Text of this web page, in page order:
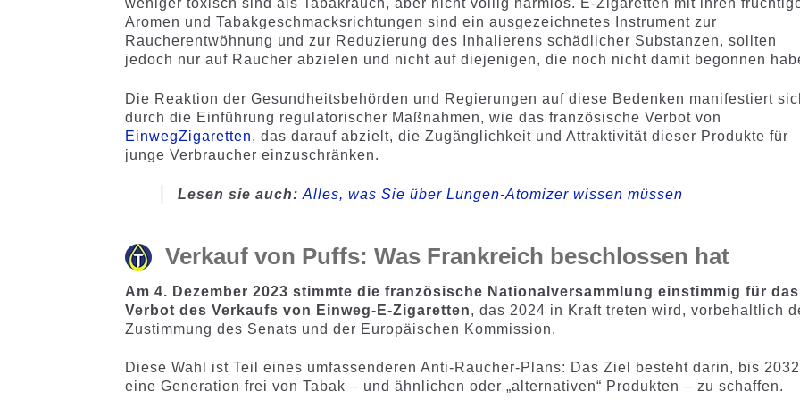
weniger toxisch sind als Tabakrauch, aber nicht völlig harmlos. E-Zigaretten mit ihren
Aromen und Tabakgeschmacksrichtungen sind ein ausgezeichnetes Instrument zur
Raucherentwöhnung und zur Reduzierung des Inhalierens schädlicher Substanzen, sollten
jedoch nur auf Raucher abzielen und nicht auf diejenigen, die noch nicht damit begonnen
Die Reaktion der Gesundheitsbehörden und Regierungen auf diese Bedenken manifestiert
durch die Einführung regulatorischer Maßnahmen, wie das französische Verbot von
EinwegZigaretten, das darauf abzielt, die Zugänglichkeit und Attraktivität dieser Produkte für
junge Verbraucher einzuschränken.
Lesen sie auch:Alles, was Sie über Lungen-Atomizer wissen müssen
Verkauf von Puffs: Was Frankreich beschlossen hat
Am 4. Dezember 2023 stimmte die französische Nationalversammlung einstimmig für das
Verbot des Verkaufs von Einweg-E-Zigaretten, das 2024 in Kraft treten wird, vorbehaltlich
Zustimmung des Senats und der Europäischen Kommission.
Diese Wahl ist Teil eines umfassenderen Anti-Raucher-Plans: Das Ziel besteht darin, bis 2032
eine Generation frei von Tabak – und ähnlichen oder „alternativen“ Produkten – zu schaffen.